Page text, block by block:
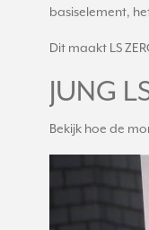
basiselement,
Dit maakt LS
JUNG
Bekijk hoe de